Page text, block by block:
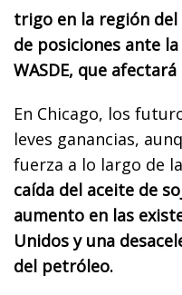
trigo en la región
de posiciones ante
WASDE, que
En Chicago, los
leves ganancias,
fuerza a lo largo de
caída del aceite de
aumento en las
Unidos y una
del petróleo.